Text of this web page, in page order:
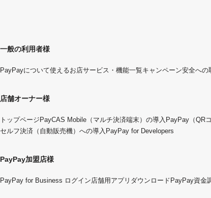
一般の利用者様
PayPayについて使えるお店サービス・機能一覧キャンペーン安全への
店舗オーナー様
トップページ PayCAS Mobile（マルチ決済端末）の導入 PayPay（QR
セルフ決済（自動販売機）への導入 PayPay for Developers
PayPay加盟店様
PayPay for Business ログイン店舗用アプリダウンロード PayPay資金